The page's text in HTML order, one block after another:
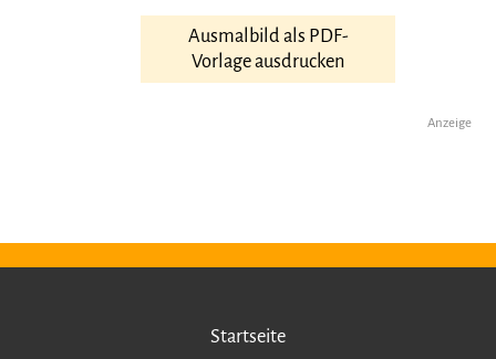
Ausmalbild als PDF-
Vorlage ausdrucken
Anzeige
Startseite